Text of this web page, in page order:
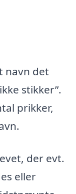
navn det
stikker”.
prikker,
der evt.
eller